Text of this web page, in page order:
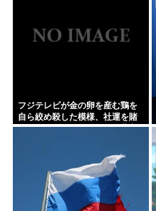
フジテレビが金の卵を産む鶏を
自ら絞め殺した模様、社運を賭
けたドル箱コンテンツが御蔵入